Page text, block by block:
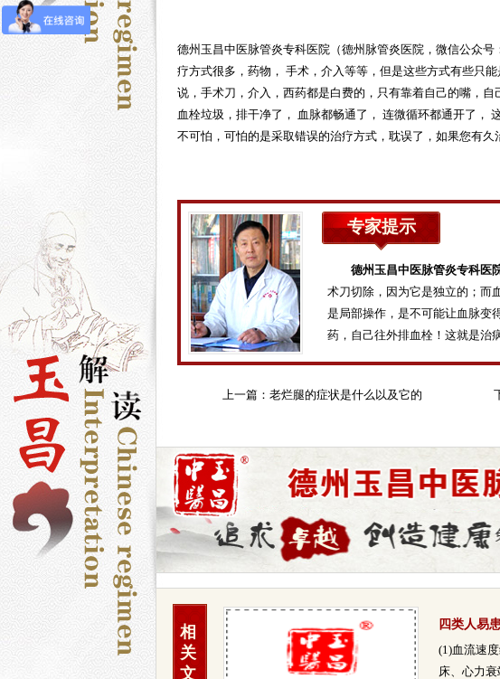
德州玉昌中医脉管炎专科医院（德州 脉管炎医院，微信公众号
疗方式很多，药物， 手术，介入等等，但是这些方式有些只
说，手术刀，介入，西药都是白费的，只有靠着自己的嘴，
血栓垃圾，排干净了， 血脉都畅通了， 连微循环都通开了，
不可怕，可怕的是采取错误的治疗方式，耽误了，如果您有久
专家提示
德州玉昌中医脉管炎专科医
术刀切除，因为它是独立的；而
是局部操作，是不可能让血脉变
药，自己往外排血栓！这就是治
上一篇： 老烂腿的症状是什么以及它的
相
关
文
四类人易
炎
(1)血流速
床、心力衰